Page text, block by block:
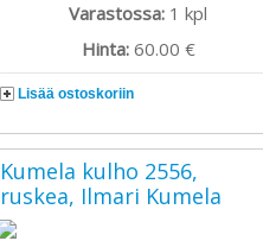
Varastossa: 1 kpl
Hinta: 60.00 €
Lisää ostoskoriin
Kumela kulho 2556,
ruskea, Ilmari Kumela